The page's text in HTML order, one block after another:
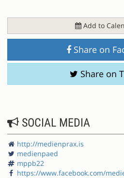
Add to
Share on
Share on
SOCIAL MEDIA
http://medienprax.is
medienpaed
mppb22
https://www.facebook.com/